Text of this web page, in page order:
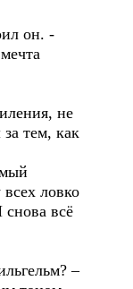
он. -
не
тем, как
ловко
всё
–